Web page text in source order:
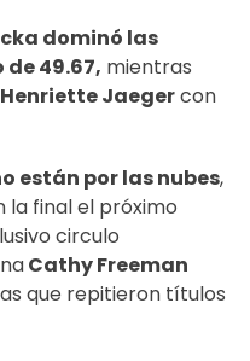
dominó las
49.67, mientras
Henriette Jaegercon
están por las nubes,
la final el próximo
circulo
Cathy Freeman
que repitieron títulos